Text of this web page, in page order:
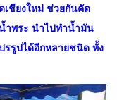
ชียงใหม่ ช่วยกันคัด
ำพระ นำไปทำน้ำมัน
รูปได้อีกหลายชนิด ทั้ง